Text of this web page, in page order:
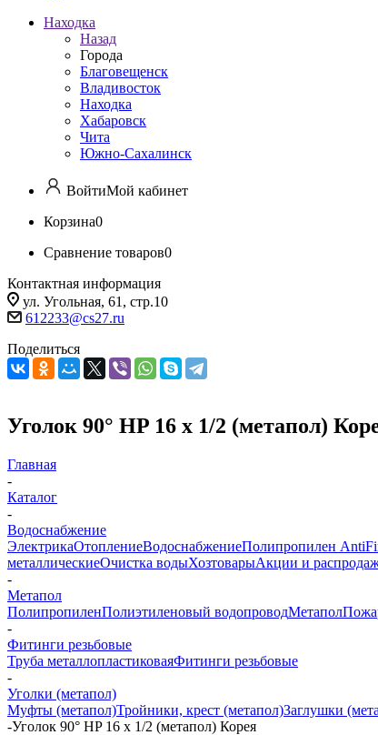
Находка
Назад
Города
Благовещенск
Владивосток
Находка
Хабаровск
Чита
Южно-Сахалинск
ВойтиМой кабинет
Корзина0
Сравнение товаров0
Контактная информация
ул. Угольная, 61, стр.10
612233@cs27.ru
Поделиться
Уголок 90° HP 16 х 1/2 (метапол)
Главная
-
Каталог
-
Водоснабжение
ЭлектрикаОтоплениеВодоснабжениеПолипропилен
металлическиеОчистка водыХозтоварыАкции и
-
Метапол
ПолипропиленПолиэтиленовый водопроводМетапол
-
Фитинги резьбовые
Труба металлопластиковаяФитинги резьбовые
-
Уголки (метапол)
Муфты (метапол)Тройники, крест (метапол)Заглушки
-Уголок 90° HP 16 х 1/2 (метапол) Корея